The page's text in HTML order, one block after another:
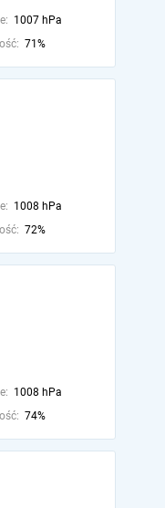
1007 hPa
71%
1008 hPa
72%
1008 hPa
74%